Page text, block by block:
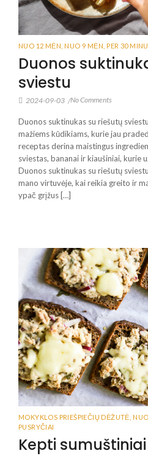
NUO 12 MĖN NUO 9 MĖN PER 30
Duonos
sviestu
2024-09-03 /No Comments
Duonos suktinukas su riešutų
mažiems kūdikiams, kurie jau
receptas derina maistingus
sviestas, bananai ir kiaušiniai, kurie
Duonos suktinukas su riešutų
mano virtuvėje, kai reikia greito ir
ypač grįžus […]
MOKYKLOS PRIEŠPIEČIŲ DĖŽUTĖ
PUSRYČIAI
Kepti